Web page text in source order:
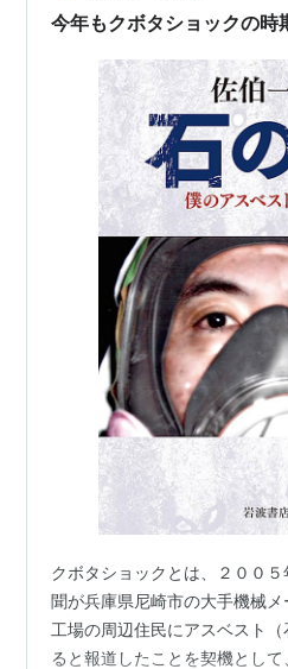
今年もクボタショックの
クボタショックとは、２００
聞が兵庫県尼崎市の大手機械
工場の周辺住民にアスベスト
ると報道したことを契機とし